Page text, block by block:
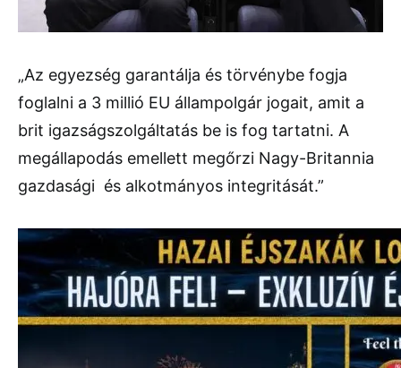
„Az egyezség garantálja és törvénybe fogja
foglalni a 3 millió EU állampolgár jogait, amit a
brit igazságszolgáltatás be is fog tartatni. A
megállapodás emellett megőrzi Nagy-Britannia
gazdasági és alkotmányos integritását.”